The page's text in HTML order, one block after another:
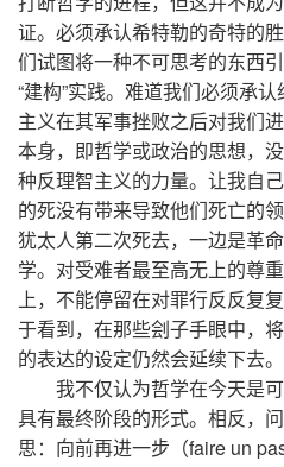
证。必须承认希特勒的奇特的
们试图将一种不可思考的东西
“建构”实践。难道我们必须承
主义在其军事挫败之后对我们
本身，即哲学或政治的思想，
种反理智主义的力量。让我自
的死没有带来导致他们死亡的
犹太人第二次死去，一边是革
学。对受难者最至高无上的尊
上，不能停留在对罪行反反复
于看到，在那些刽子手眼中，
的表达的设定仍然会延续下去。
我不仅认为哲学在今天是
具有最终阶段的形式。相反，
思：向前再进一步（faire un